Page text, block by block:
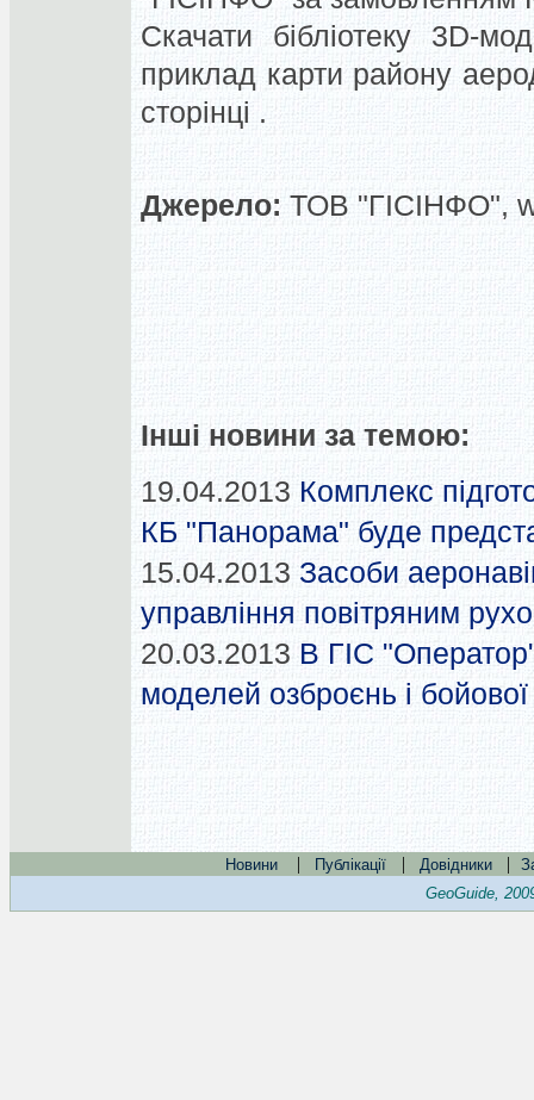
Скачати бібліотеку 3D-
приклад карти району
сторінці .
Джерело: ТОВ "ГІСІНФО",
Інші новини за темою:
19.04.2013 Комплекс
КБ "Панорама" буде
15.04.2013 Засоби
управління повітряним
20.03.2013 В ГІС
моделей озброєнь і
Новини | Публікації | Довідники |
GeoGuide,